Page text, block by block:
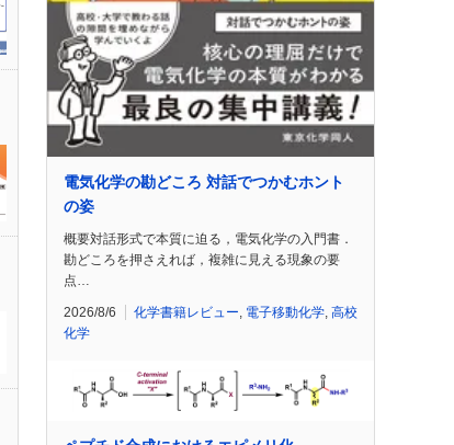
電気化学の勘どころ 対話でつかむホント
の姿
概要対話形式で本質に迫る，電気化学の入門書．
勘どころを押さえれば，複雑に見える現象の要
点…
2026/8/6 化学書籍レビュー, 電子移動化学, 高校
化学